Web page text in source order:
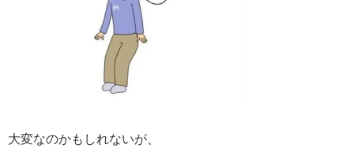
大変なのかもしれないが、